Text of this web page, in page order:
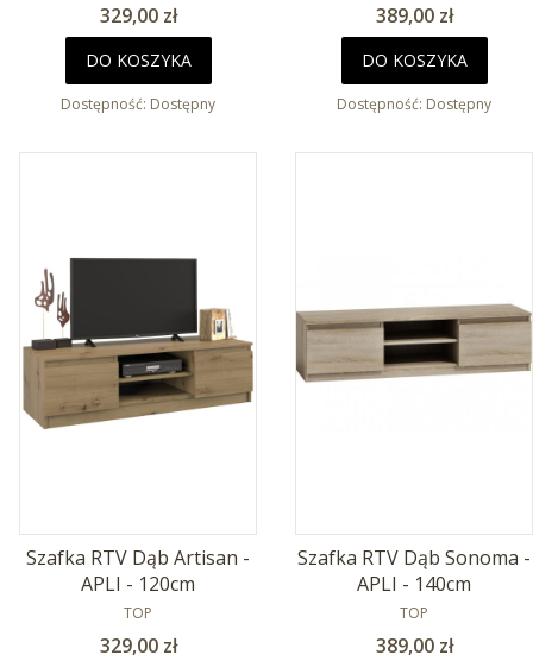
Cena
329,00 zł
DO KOSZYKA
Dostępność: Dostępny
Cena
389,00 zł
DO KOSZYKA
Dostępność: Dostępny
Szafka RTV Dąb Artisan -
APLI - 120cm
PRODUCENT
TOP
Cena
329,00 zł
Szafka RTV Dąb Sonoma -
APLI - 140cm
PRODUCENT
TOP
Cena
389,00 zł